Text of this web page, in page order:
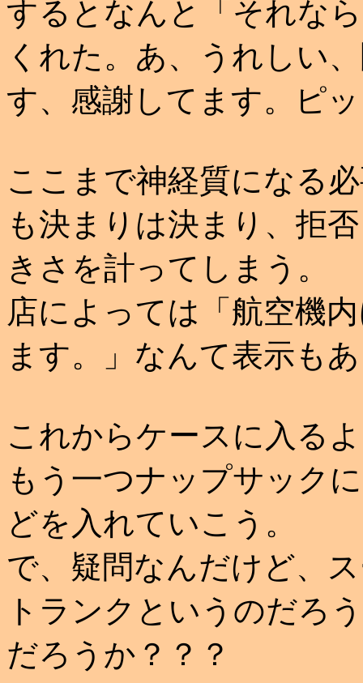
するとなんと「それな
くれた。あ、うれしい
す、感謝してます。ピ
ここまで神経質になる
も決まりは決まり、拒
きさを計ってしまう。
店によっては「航空機
ます。」なんて表示も
これからケースに入る
もう一つナップサック
どを入れていこう。
で、疑問なんだけど、
トランクというのだろ
だろうか？？？